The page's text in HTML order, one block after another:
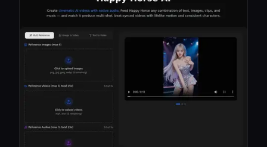
Todas las categorías
Acerca de